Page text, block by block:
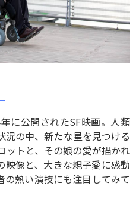
に公開されたSF映画。人類
況の中、新たな星を見つける
ットと、その娘の愛が描かれ
映像と、大きな親子愛に感動
の熱い演技にも注目してみて